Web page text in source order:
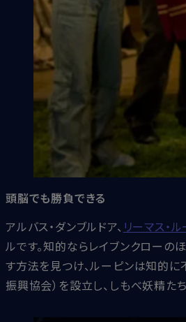
頭脳でも勝負できる
アルバス・ダンブルドア、 リーマス・
ルです。知的ならレイブンクローの
す方法を見つけ、ルーピンは知的
振興協会）を設立し、しもべ妖精た